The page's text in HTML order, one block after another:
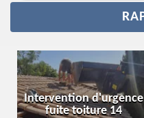
Intervention d'urgence
fuite toiture 14